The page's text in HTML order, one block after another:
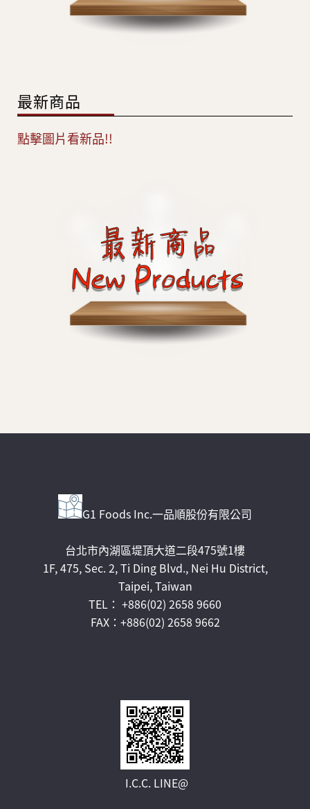
最新商品
點擊圖片看新品!!
G1 Foods Inc.一品順股份有限公司
台北市內湖區堤頂大道二段475號1樓
1F, 475, Sec. 2, Ti Ding Blvd., Nei Hu District,
Taipei, Taiwan
TEL： +886(02) 2658 9660
FAX：+886(02) 2658 9662
I.C.C. LINE@